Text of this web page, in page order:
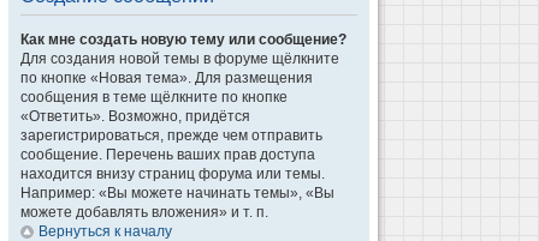
Как мне создать новую тему или сообщение?
Для создания новой темы в форуме щёлкните
по кнопке «Новая тема». Для размещения
сообщения в теме щёлкните по кнопке
«Ответить». Возможно, придётся
зарегистрироваться, прежде чем отправить
сообщение. Перечень ваших прав доступа
находится внизу страниц форума или темы.
Например: «Вы можете начинать темы», «Вы
можете добавлять вложения» и т. п.
Вернуться к началу